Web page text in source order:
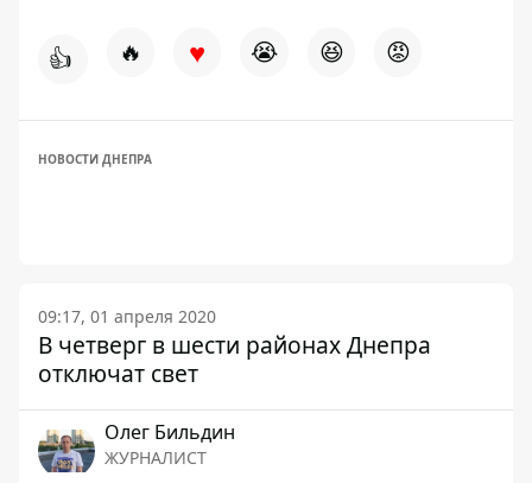
👍 🔥 ♥ 😭 😆 😡
НОВОСТИ ДНЕПРА
09:17, 01 апреля 2020
В четверг в шести районах Днепра
отключат свет
Олег Бильдин
ЖУРНАЛИСТ